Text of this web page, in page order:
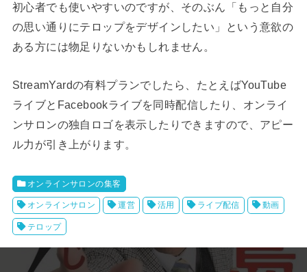
初心者でも使いやすいのですが、そのぶん「もっと自分
の思い通りにテロップをデザインしたい」という意欲の
ある方には物足りないかもしれません。
StreamYardの有料プランでしたら、たとえばYouTube
ライブとFacebookライブを同時配信したり、オンライ
ンサロンの独自ロゴを表示したりできますので、アピー
ル力が引き上がります。
オンラインサロンの集客
オンラインサロン 運営 活用 ライブ配信 動画
テロップ